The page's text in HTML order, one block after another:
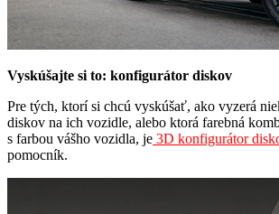
Vyskúšajte si to: konfigurátor diskov
Pre tých, ktorí si chcú vyskúšať, ako vyzerá
diskov na ich vozidle, alebo ktorá farebná
s farbou vášho vozidla, je 3D konfigurátor
pomocník.